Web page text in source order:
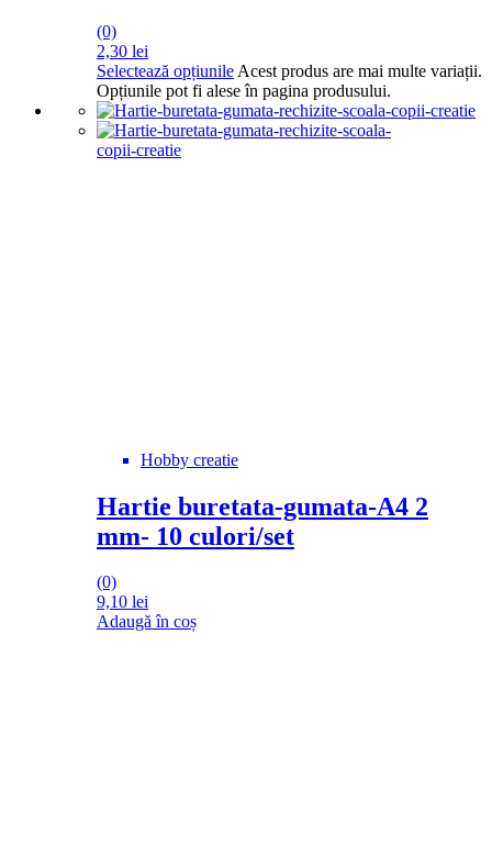
(0)
2,30 lei
Selectează opțiunile Acest produs are mai multe variații.
Opțiunile pot fi alese în pagina produsului.
Hobby creatie
Hartie buretata-gumata-A4 2
mm- 10 culori/set
(0)
9,10 lei
Adaugă în coș